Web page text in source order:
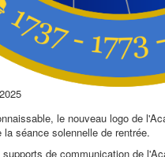
le nouveau logo de
séance solennelle de rentrée.
de communication de